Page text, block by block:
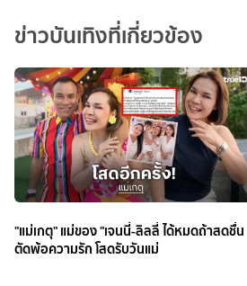
ข่าวบันเทิงที่เกี่ยวข้อง
"แม่เกตุ" แม่ของ "เจนนี่-ลิลลี่ ได้หมดถ้าสดชื่น
ตัดพ้อความรัก โสดรับวันแม่